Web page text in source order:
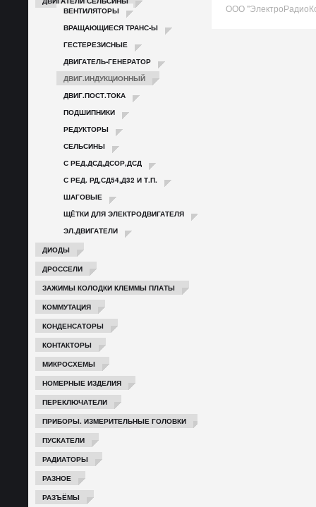
ВЕНТИЛЯТОРЫ
ВРАЩАЮЩИЕСЯ ТРАНС-Ы
ГЕСТЕРЕЗИСНЫЕ
ДВИГАТЕЛЬ-ГЕНЕРАТОР
ДВИГ.ИНДУКЦИОННЫЙ
ДВИГ.ПОСТ.ТОКА
ПОДШИПНИКИ
РЕДУКТОРЫ
СЕЛЬСИНЫ
С РЕД.ДСД,ДСОР,ДСД
С РЕД. РД,СД54,Д32 И Т.П.
ШАГОВЫЕ
ЩЁТКИ ДЛЯ ЭЛЕКТРОДВИГАТЕЛЯ
ЭЛ.ДВИГАТЕЛИ
ДИОДЫ
ДРОССЕЛИ
ЗАЖИМЫ КОЛОДКИ КЛЕММЫ ПЛАТЫ
КОММУТАЦИЯ
КОНДЕНСАТОРЫ
КОНТАКТОРЫ
МИКРОСХЕМЫ
НОМЕРНЫЕ ИЗДЕЛИЯ
ПЕРЕКЛЮЧАТЕЛИ
ПРИБОРЫ. ИЗМЕРИТЕЛЬНЫЕ ГОЛОВКИ
ПУСКАТЕЛИ
РАДИАТОРЫ
РАЗНОЕ
РАЗЪЁМЫ
ООО